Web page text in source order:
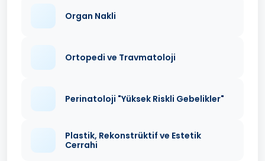
Organ Nakli
Ortopedi ve Travmatoloji
Perinatoloji "Yüksek Riskli Gebelikler"
Plastik, Rekonstrüktif ve Estetik
Cerrahi